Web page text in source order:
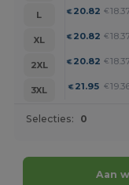
L
€20.82 €
XL
€20.82 €
2XL
€20.82 €
3XL
€21.95 €
Selecties: 0
Aan